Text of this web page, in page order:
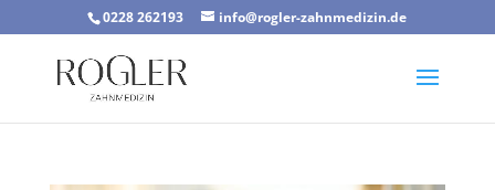
0228 262193 info@rogler-zahnmedizin.de